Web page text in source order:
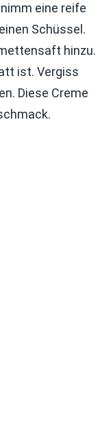
eine reife
Schüssel.
hinzu.
ist. Vergiss
Diese Creme